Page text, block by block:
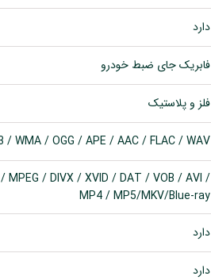
دارد
فابریک جای ضبط خودرو
فلز و پلاستیک
WMA / OGG / APE / AAC / FLAC / WAV
MPEG / DIVX / XVID / DAT / VOB / AVI /
MP4 / MP5/MKV/Blue-ray
دارد
دارد